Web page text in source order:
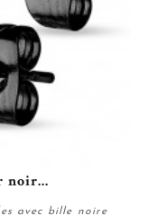
noir...
avec bille noire